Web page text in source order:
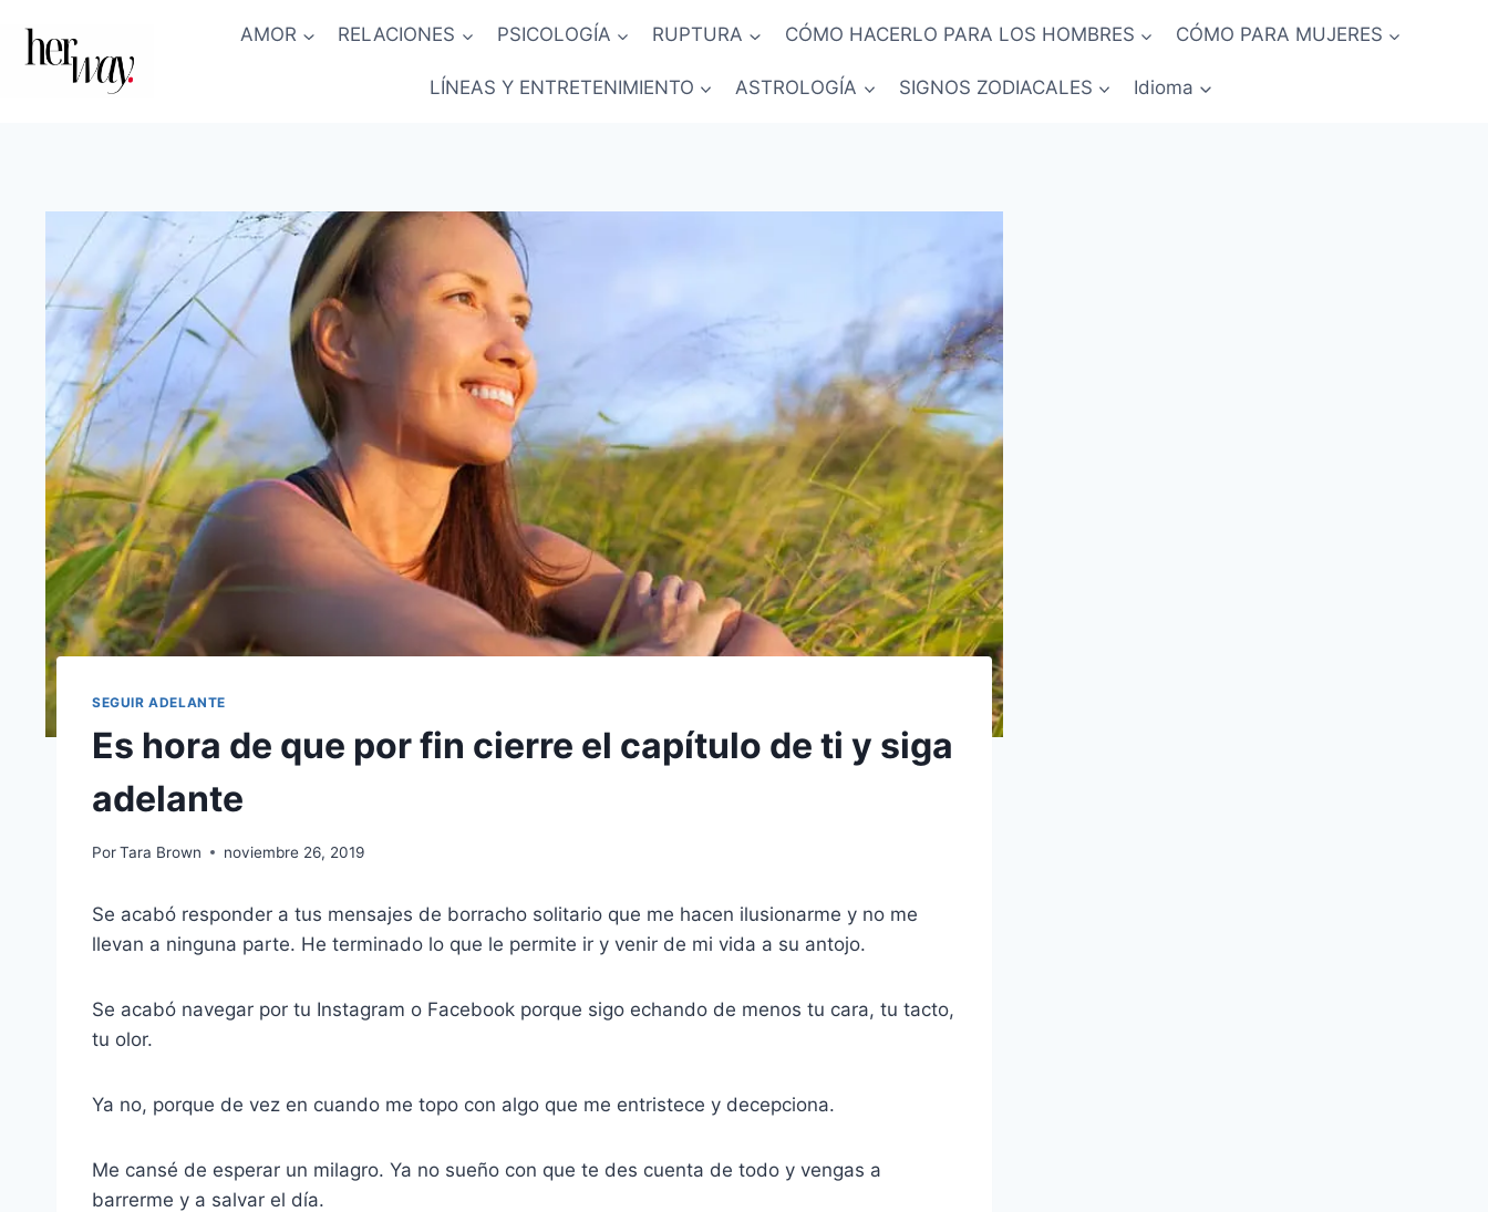
contenido
AMOR RELACIONES PSICOLOGÍA RUPTURA CÓMO HACERLO PARA LOS HOMBRES CÓMO PARA MUJERES
LÍNEAS Y ENTRETENIMIENTO ASTROLOGÍA SIGNOS ZODIACALES Idioma
SEGUIR ADELANTE
Es hora de que por fin cierre el capítulo de ti y siga
adelante
PorTara Brown noviembre 26, 2019
Se acabó responder a tus mensajes de borracho solitario que me hacen ilusionarme y no me
llevan a ninguna parte. He terminado lo que le permite ir y venir de mi vida a su antojo.
Se acabó navegar por tu Instagram o Facebook porque sigo echando de menos tu cara, tu tacto,
tu olor.
Ya no, porque de vez en cuando me topo con algo que me entristece y decepciona.
Me cansé de esperar un milagro. Ya no sueño con que te des cuenta de todo y vengas a
barrerme y a salvar el día.